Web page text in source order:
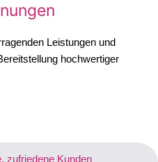
Leistungen und
hochwertiger
zufriedene Kunden